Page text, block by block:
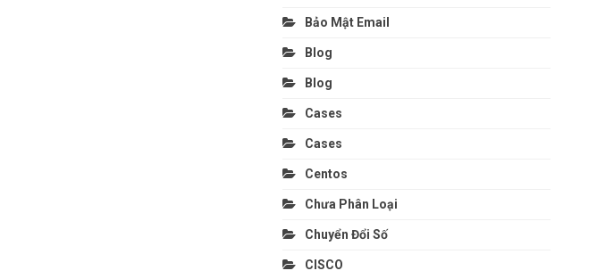
Bảo Mật Email
Blog
Blog
Cases
Cases
Centos
Chưa Phân Loại
Chuyển Đổi Số
CISCO